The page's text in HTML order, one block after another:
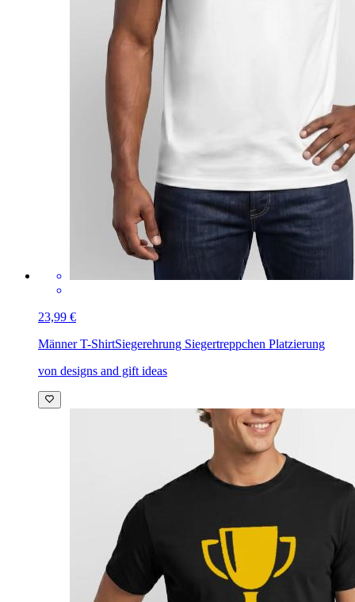
23,99 €
Männer T-ShirtSiegerehrung Siegertreppchen Platzierung
von designs and gift ideas